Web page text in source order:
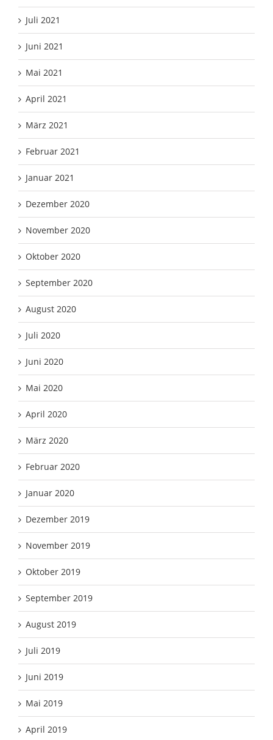
Juli 2021
Juni 2021
Mai 2021
April 2021
März 2021
Februar 2021
Januar 2021
Dezember 2020
November 2020
Oktober 2020
September 2020
August 2020
Juli 2020
Juni 2020
Mai 2020
April 2020
März 2020
Februar 2020
Januar 2020
Dezember 2019
November 2019
Oktober 2019
September 2019
August 2019
Juli 2019
Juni 2019
Mai 2019
April 2019